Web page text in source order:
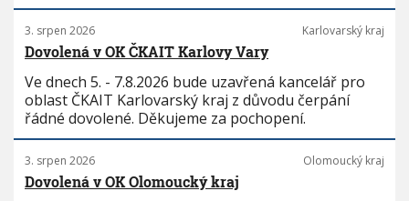
3. srpen 2026 Karlovarský kraj
Dovolená v OK ČKAIT Karlovy Vary
Ve dnech 5. - 7.8.2026 bude uzavřená kancelář pro
oblast ČKAIT Karlovarský kraj z důvodu čerpání
řádné dovolené. Děkujeme za pochopení.
3. srpen 2026 Olomoucký kraj
Dovolená v OK Olomoucký kraj